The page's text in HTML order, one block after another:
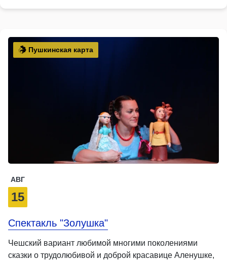
Пушкинская карта
АВГ
15
Спектакль "Золушка"
Чешский вариант любимой многими поколениями
сказки о трудолюбивой и доброй красавице Аленушке,